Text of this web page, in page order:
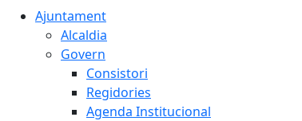
Ajuntament
Alcaldia
Govern
Consistori
Regidories
Agenda Institucional